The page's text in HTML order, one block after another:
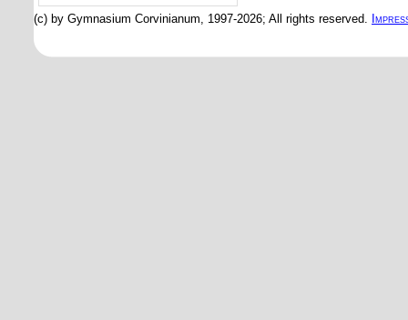
(c) by Gymnasium Corvinianum, 1997-2026; All rights reserved.